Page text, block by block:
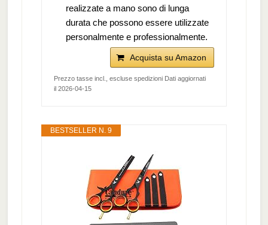
realizzate a mano sono di lunga
durata che possono essere utilizzate
personalmente e professionalmente.
Acquista su Amazon
Prezzo tasse incl., escluse spedizioni Dati aggiornati
il 2026-04-15
BESTSELLER N. 9